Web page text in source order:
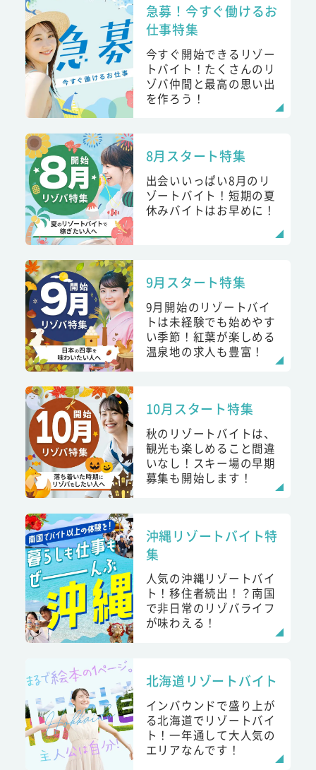
急募！今すぐ働けるお
仕事特集
今すぐ開始できるリゾー
トバイト！たくさんのリ
ゾバ仲間と最高の思い出
を作ろう！
8月スタート特集
出会いいっぱい8月のリ
ゾートバイト！短期の夏
休みバイトはお早めに！
9月スタート特集
9月開始のリゾートバイ
トは未経験でも始めやす
い季節！紅葉が楽しめる
温泉地の求人も豊富！
10月スタート特集
秋のリゾートバイトは、
観光も楽しめること間違
いなし！スキー場の早期
募集も開始します！
沖縄リゾートバイト特
集
人気の沖縄リゾートバイ
ト！移住者続出！？南国
で非日常のリゾバライフ
が味わえる！
北海道リゾートバイト
インバウンドで盛り上が
る北海道でリゾートバイ
ト！一年通して大人気の
エリアなんです！